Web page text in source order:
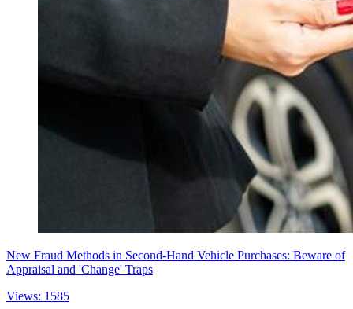
New Fraud Methods in Second-Hand Vehicle Purchases: Beware of
Appraisal and 'Change' Traps
Views: 1585